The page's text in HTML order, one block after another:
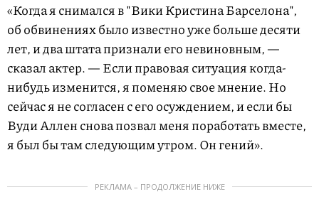
«Когда я снимался в "Вики Кристина Барселона",
об обвинениях было известно уже больше десяти
лет, и два штата признали его невиновным, —
сказал актер. — Если правовая ситуация когда-
нибудь изменится, я поменяю свое мнение. Но
сейчас я не согласен с его осуждением, и если бы
Вуди Аллен снова позвал меня поработать вместе,
я был бы там следующим утром. Он гений».
РЕКЛАМА – ПРОДОЛЖЕНИЕ НИЖЕ